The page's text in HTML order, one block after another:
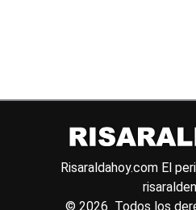
Risaraldahoy.com El
© 2026 Todos los